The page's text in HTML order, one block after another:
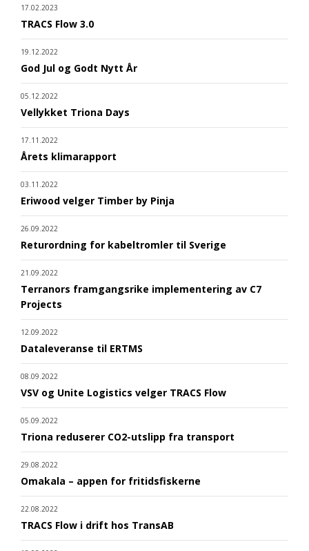
17.02.2023
TRACS Flow 3.0
19.12.2022
God Jul og Godt Nytt År
05.12.2022
Vellykket Triona Days
17.11.2022
Årets klimarapport
03.11.2022
Eriwood velger Timber by Pinja
26.09.2022
Returordning for kabeltromler til Sverige
21.09.2022
Terranors framgangsrike implementering av C7
Projects
12.09.2022
Dataleveranse til ERTMS
08.09.2022
VSV og Unite Logistics velger TRACS Flow
05.09.2022
Triona reduserer CO2-utslipp fra transport
29.08.2022
Omakala – appen for fritidsfiskerne
22.08.2022
TRACS Flow i drift hos TransAB